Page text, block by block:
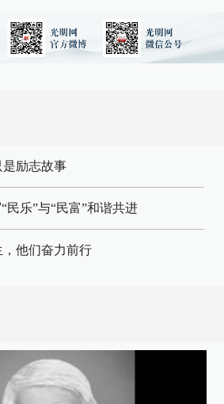
是励志故事
民乐”与“民富”和谐共进
他们奋力前行